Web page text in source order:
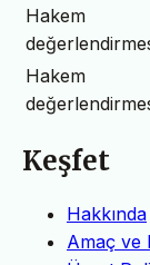
Hakem
Hakem
Keşfet
Hakkında
Amaç ve